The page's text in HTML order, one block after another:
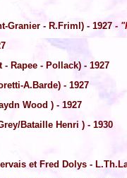
Granier - R.Friml) - 1927 -
Rapee - Pollack) - 1927
A.Barde) - 1927
Wood ) - 1927
Bataille Henri ) - 1930
et Fred Dolys -